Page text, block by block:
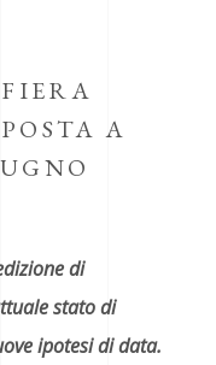
A
di
stato di
ipotesi di data.